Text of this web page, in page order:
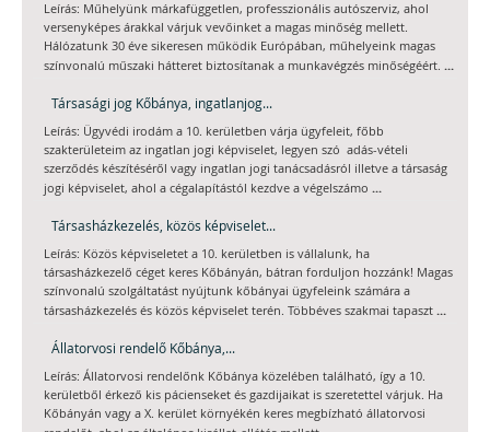
Leírás: Műhelyünk márkafüggetlen, professzionális autószerviz, ahol
versenyképes árakkal várjuk vevőinket a magas minőség mellett.
Hálózatunk 30 éve sikeresen működik Európában, műhelyeink magas
színvonalú műszaki hátteret biztosítanak a munkavégzés minőségéért. ...
Társasági jog Kőbánya, ingatlanjog...
Leírás: Ügyvédi irodám a 10. kerületben várja ügyfeleit, főbb
szakterületeim az ingatlan jogi képviselet, legyen szó adás-vételi
szerződés készítéséről vagy ingatlan jogi tanácsadásról illetve a társaság
jogi képviselet, ahol a cégalapítástól kezdve a végelszámo ...
Társasházkezelés, közös képviselet...
Leírás: Közös képviseletet a 10. kerületben is vállalunk, ha
társasházkezelő céget keres Kőbányán, bátran forduljon hozzánk! Magas
színvonalú szolgáltatást nyújtunk kőbányai ügyfeleink számára a
társasházkezelés és közös képviselet terén. Többéves szakmai tapaszt ...
Állatorvosi rendelő Kőbánya,...
Leírás: Állatorvosi rendelőnk Kőbánya közelében található, így a 10.
kerületből érkező kis pácienseket és gazdijaikat is szeretettel várjuk. Ha
Kőbányán vagy a X. kerület környékén keres megbízható állatorvosi